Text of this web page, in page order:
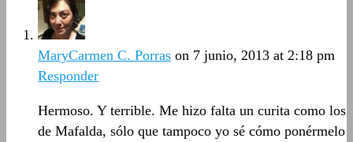
MaryCarmen C. Porras on 7 junio, 2013 at 2:18 pm
Responder
Hermoso. Y terrible. Me hizo falta un curita como los
de Mafalda, sólo que tampoco yo sé cómo ponérmelo